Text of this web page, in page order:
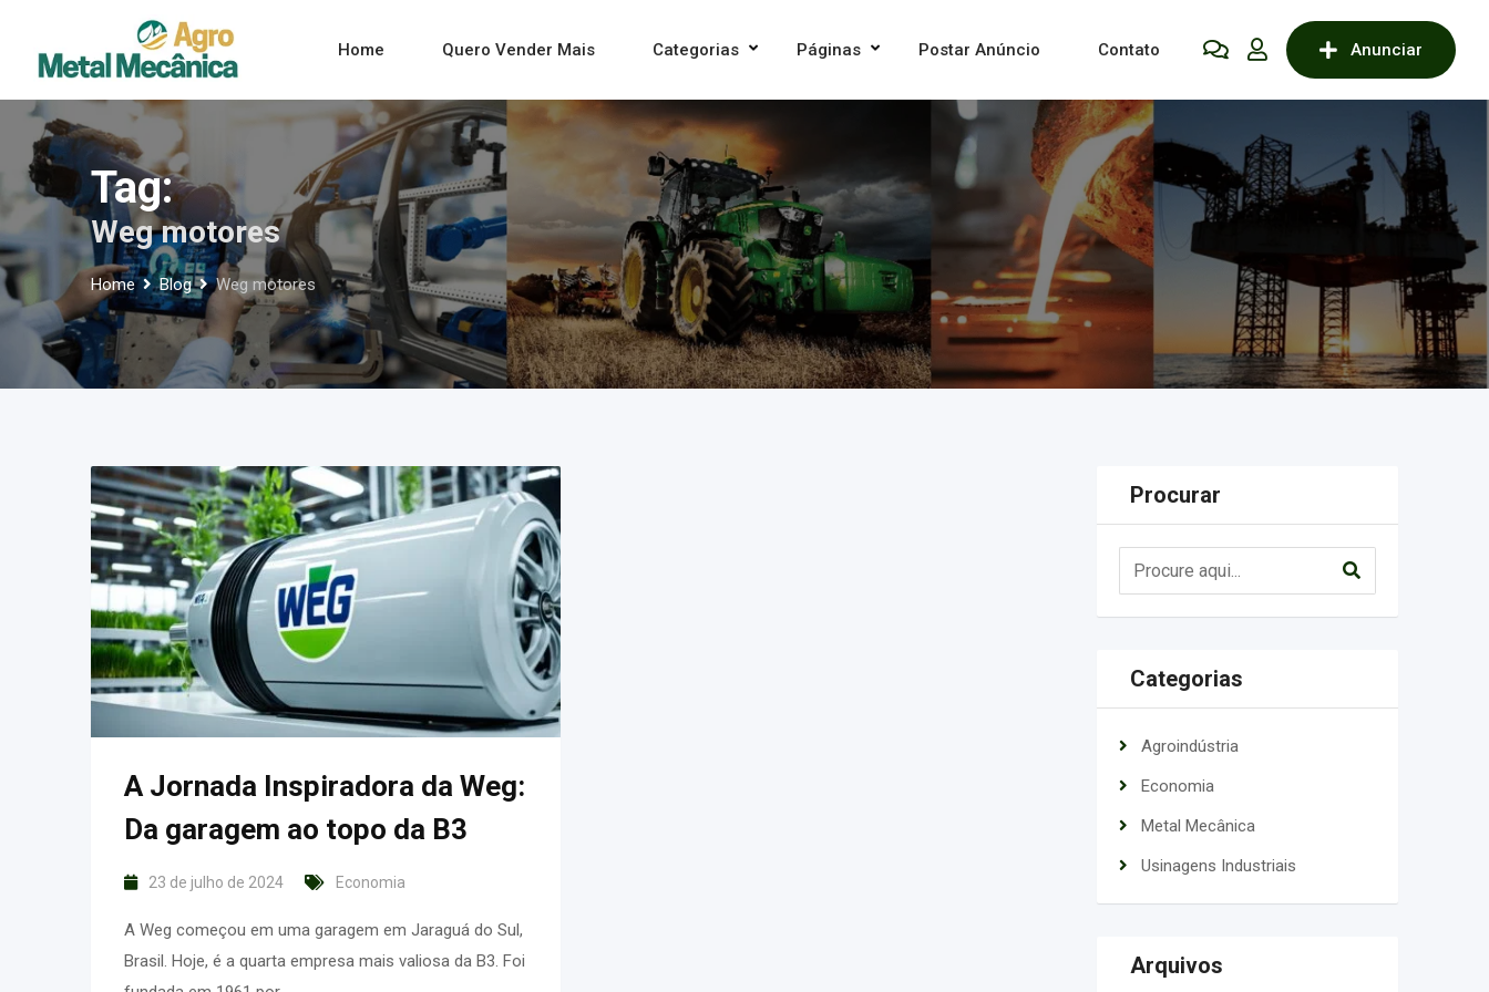
content
Anunciar
Home Quero Vender Mais Categorias Páginas Postar Anúncio Contato
Tag:
Weg motores
Home Blog Weg motores
A Jornada Inspiradora da Weg:
Da garagem ao topo da B3
23 de julho de 2024 Economia
A Weg começou em uma garagem em Jaraguá do Sul,
Brasil. Hoje, é a quarta empresa mais valiosa da B3. Foi
Procurar
Categorias
Agroindústria
Economia
Metal Mecânica
Usinagens Industriais
Arquivos